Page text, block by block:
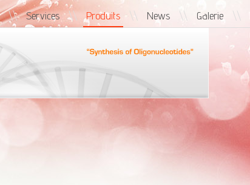
\\ Services \\ Produits \\ News \\ Galerie \\